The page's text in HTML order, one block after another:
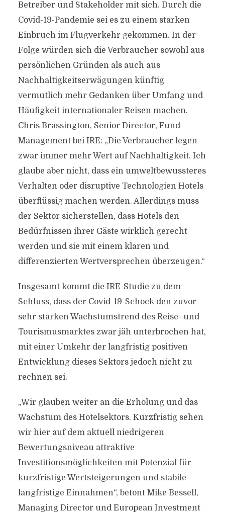
Betreiber und Stakeholder mit sich. Durch die
Covid-19-Pandemie sei es zu einem starken
Einbruch im Flugverkehr gekommen. In der
Folge würden sich die Verbraucher sowohl aus
persönlichen Gründen als auch aus
Nachhaltigkeitserwägungen künftig
vermutlich mehr Gedanken über Umfang und
Häufigkeit internationaler Reisen machen.
Chris Brassington, Senior Director, Fund
Management bei IRE: „Die Verbraucher legen
zwar immer mehr Wert auf Nachhaltigkeit. Ich
glaube aber nicht, dass ein umweltbewussteres
Verhalten oder disruptive Technologien Hotels
überflüssig machen werden. Allerdings muss
der Sektor sicherstellen, dass Hotels den
Bedürfnissen ihrer Gäste wirklich gerecht
werden und sie mit einem klaren und
differenzierten Wertversprechen überzeugen.“
Insgesamt kommt die IRE-Studie zu dem
Schluss, dass der Covid-19-Schock den zuvor
sehr starken Wachstumstrend des Reise- und
Tourismusmarktes zwar jäh unterbrochen hat,
mit einer Umkehr der langfristig positiven
Entwicklung dieses Sektors jedoch nicht zu
rechnen sei.
„Wir glauben weiter an die Erholung und das
Wachstum des Hotelsektors. Kurzfristig sehen
wir hier auf dem aktuell niedrigeren
Bewertungsniveau attraktive
Investitionsmöglichkeiten mit Potenzial für
kurzfristige Wertsteigerungen und stabile
langfristige Einnahmen“, betont Mike Bessell,
Managing Director und European Investment